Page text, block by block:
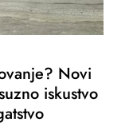
Novi
iskustvo